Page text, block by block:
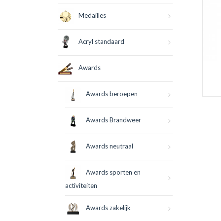
Medailles
Acryl standaard
Awards
Awards beroepen
Awards Brandweer
Awards neutraal
Awards sporten en
activiteiten
Awards zakelijk